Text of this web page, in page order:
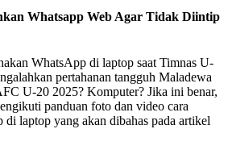
Whatsapp Web Agar Tidak Diintip
WhatsApp di laptop saat Timnas U-
pertahanan tangguh Maladewa
U-20 2025? Komputer? Jika ini benar,
panduan foto dan video cara
laptop yang akan dibahas pada artikel